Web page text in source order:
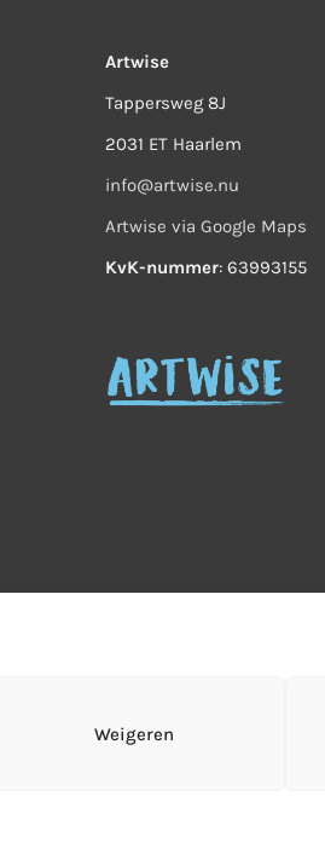
Weigeren
Artwise
Tappersweg 8J
2031 ET Haarlem
info@artwise.nu
Artwise via Google Maps
KvK-nummer: 63993155
Contact Cookiebeleid (EU)